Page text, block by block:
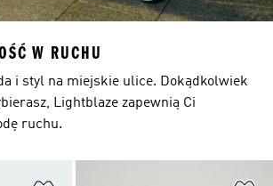
W RUCHU
i styl na miejskie ulice. Dokądkolwiek
Lightblaze zapewnią Ci
ruchu.